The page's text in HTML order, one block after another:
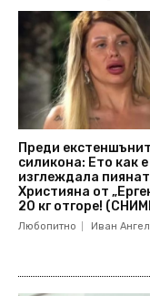
Преди
силикона: Ето как е
изглеждала
Християна от
20 кг отгоре!
Любопитно Иван